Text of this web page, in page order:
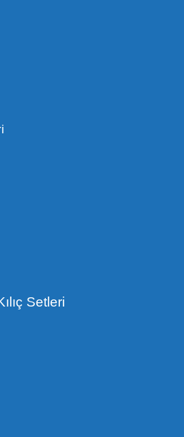
mağazanın veya eğitim
orantılıdır. İşte Mega
öne çıkan ve en çok
kategorilerimiz:
yumuşak dokulu sevilen
koleksiyonunuza
ekleyebilirsiniz.
edilentoptan eğitici
en çok satın aldığı
yer almaktadır.
Setleri